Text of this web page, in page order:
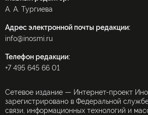
А. А. Тургиева
Адрес электронной почты редакции:
info@inosmi.ru
Телефон редакции:
+7 495 645 66 01
Сетевое издание — Интернет-проект
зарегистрировано в Федеральной
связи, информационных технологий и